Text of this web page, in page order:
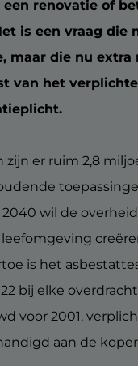
een renovatie of
is een vraag die
maar die nu extra
van het
zijn er ruim 2,8
2040 wil de
is het
bij elke
voor 2001,
aan de